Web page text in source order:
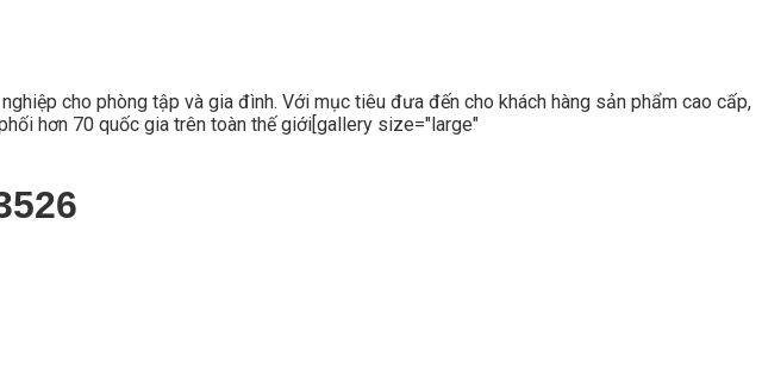
cho phòng tập và gia đình. Với mục tiêu đưa đến cho khách hàng sản phẩm cao cấp,
hơn 70 quốc gia trên toàn thế giới[gallery size="large"